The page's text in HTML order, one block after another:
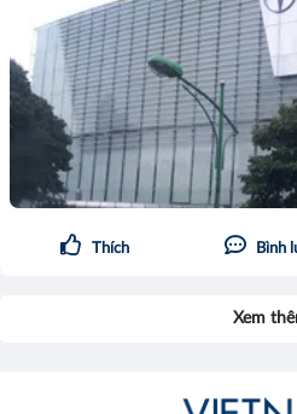
Thích Bình
Xem